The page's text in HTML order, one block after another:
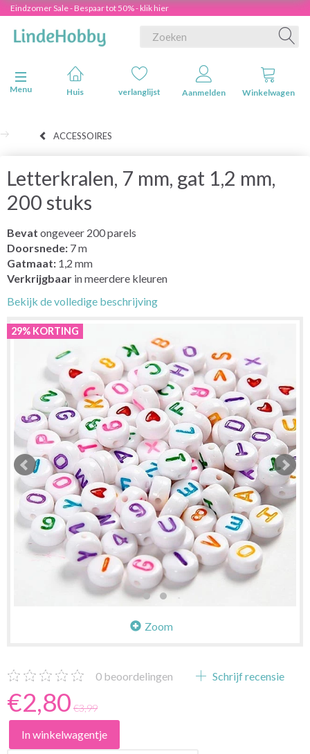
Eindzomer Sale - Bespaar tot 50% - klik hier
Navigatie in-/uitschakelen
Menu
Huis verlanglijst Aanmelden Winkelwagen
ACCESSOIRES
Letterkralen, 7 mm, gat 1,2 mm,
200 stuks
Bevat ongeveer 200 parels
Doorsnede: 7 m
Gatmaat: 1,2 mm
Verkrijgbaar in meerdere kleuren
Bekijk de volledige beschrijving
29% KORTING
Zoom
0 beoordelingen Schrijf recensie
€2,80 €3,99
In winkelwagentje